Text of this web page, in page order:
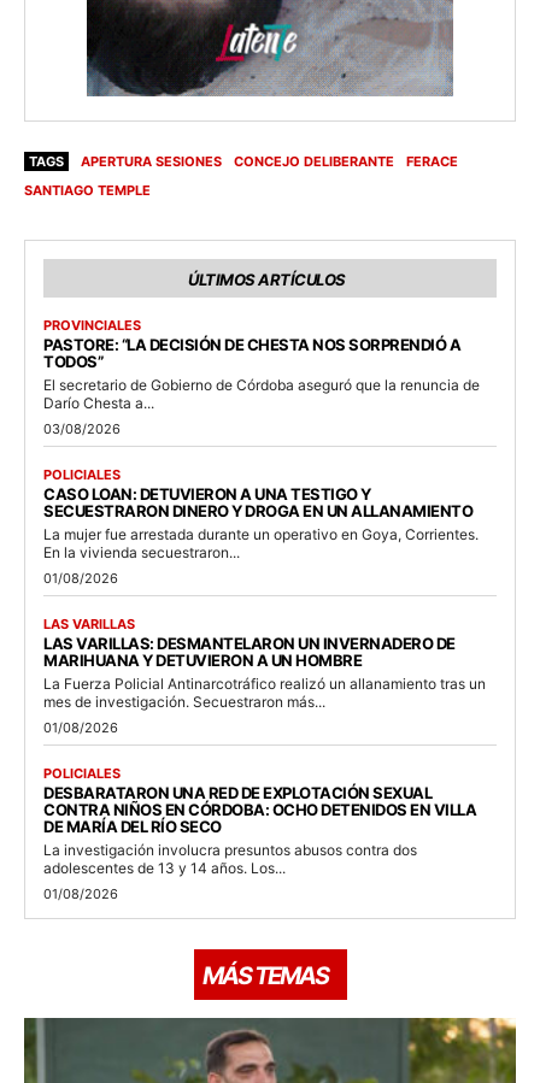
TAGS APERTURA SESIONES CONCEJO DELIBERANTE
FERACE
SANTIAGO TEMPLE
ÚLTIMOS ARTÍCULOS
PROVINCIALES
PASTORE: “LA DECISIÓN DE CHESTA NOS SORPRENDIÓ A
TODOS”
El secretario de Gobierno de Córdoba aseguró que la renuncia de
Darío Chesta a...
03/08/2026
POLICIALES
CASO LOAN: DETUVIERON A UNA TESTIGO Y
SECUESTRARON DINERO Y DROGA EN UN ALLANAMIENTO
La mujer fue arrestada durante un operativo en Goya, Corrientes.
En la vivienda secuestraron...
01/08/2026
LAS VARILLAS
LAS VARILLAS: DESMANTELARON UN INVERNADERO DE
MARIHUANA Y DETUVIERON A UN HOMBRE
La Fuerza Policial Antinarcotráfico realizó un allanamiento tras un
mes de investigación. Secuestraron más...
01/08/2026
POLICIALES
DESBARATARON UNA RED DE EXPLOTACIÓN SEXUAL
CONTRA NIÑOS EN CÓRDOBA: OCHO DETENIDOS EN VILLA
DE MARÍA DEL RÍO SECO
La investigación involucra presuntos abusos contra dos
adolescentes de 13 y 14 años. Los...
01/08/2026
MÁS TEMAS